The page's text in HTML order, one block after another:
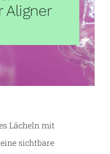
Aligner
Lächeln mit
sichtbare